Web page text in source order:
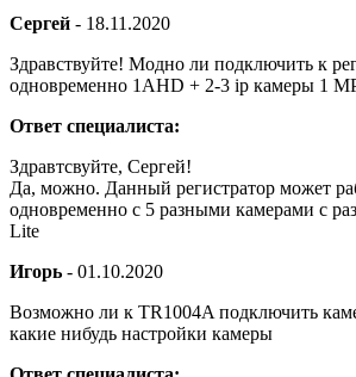
Сергей - 18.11.2020
Здравствуйте! Модно ли подключить к
одновременно 1AHD + 2-3 ip камеры 1
Ответ специалиста:
Здравтсвуйте, Сергей!
Да, можно. Данный регистратор может
одновременно с 5 разными камерами с
Lite
Игорь - 01.10.2020
Возможно ли к TR1004A подключить
какие нибудь настройки камеры